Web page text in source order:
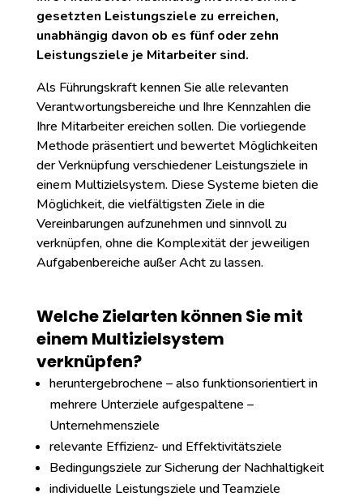
gesetzten Leistungsziele zu erreichen,
unabhängig davon ob es fünf oder zehn
Leistungsziele je Mitarbeiter sind.
Als Führungskraft kennen Sie alle relevanten
Verantwortungsbereiche und Ihre Kennzahlen die
Ihre Mitarbeiter ereichen sollen. Die vorliegende
Methode präsentiert und bewertet Möglichkeiten
der Verknüpfung verschiedener Leistungsziele in
einem Multizielsystem. Diese Systeme bieten die
Möglichkeit, die vielfältigsten Ziele in die
Vereinbarungen aufzunehmen und sinnvoll zu
verknüpfen, ohne die Komplexität der jeweiligen
Aufgabenbereiche außer Acht zu lassen.
Welche Zielarten können Sie mit
einem Multizielsystem
verknüpfen?
heruntergebrochene – also funktionsorientiert in
mehrere Unterziele aufgespaltene –
Unternehmensziele
relevante Effizienz- und Effektivitätsziele
Bedingungsziele zur Sicherung der Nachhaltigkeit
individuelle Leistungsziele und Teamziele